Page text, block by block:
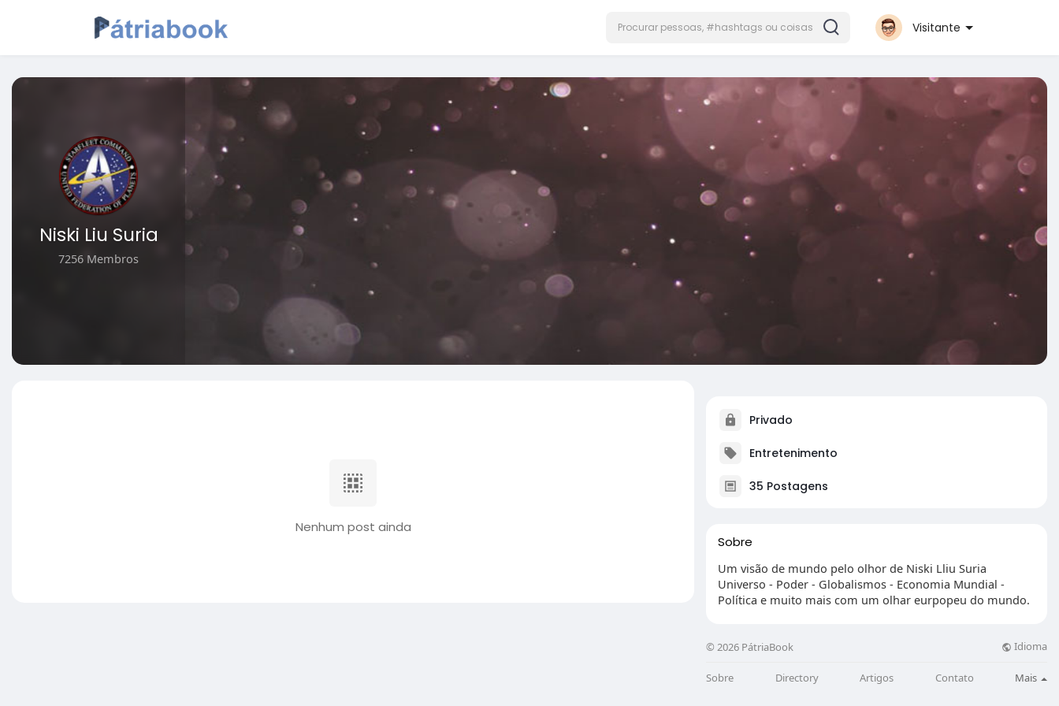
Visitante
Niski Liu Suria
7256 Membros
Nenhum post ainda
Privado
Entretenimento
35 Postagens
Sobre
Um visão de mundo pelo olhor de Niski Lliu Suria
Universo - Poder - Globalismos - Economia Mundial -
Política e muito mais com um olhar eurpopeu do mundo.
© 2026 PátriaBook Idioma
Sobre Directory Artigos Contato Mais